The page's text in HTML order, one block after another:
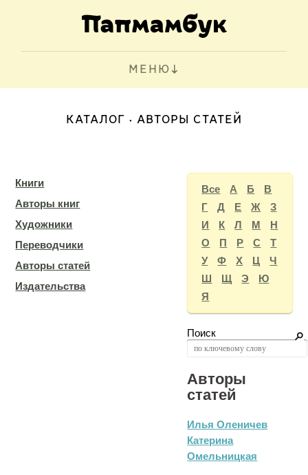
МЕНЮ
КАТАЛОГ АВТОРЫ СТАТЕЙ
Книги
Авторы книг
Художники
Переводчики
Авторы статей
Издательства
Все А Б
В
Г
Д Е Ж
З
И
К Л М
Н
О
П Р С
Т
У
Ф Х Ц
Ч
Ш
Щ Э
Ю
Я
Поиск
Авторы
статей
Илья Оленичев
Катерина
Омельницкая